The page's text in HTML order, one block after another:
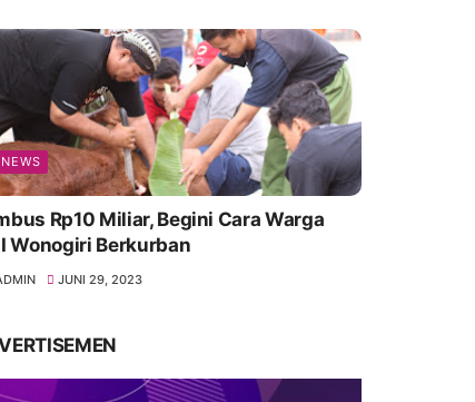
NEWS
Rp10 Miliar, Begini Cara Warga
Wonogiri Berkurban
JUNI 29, 2023